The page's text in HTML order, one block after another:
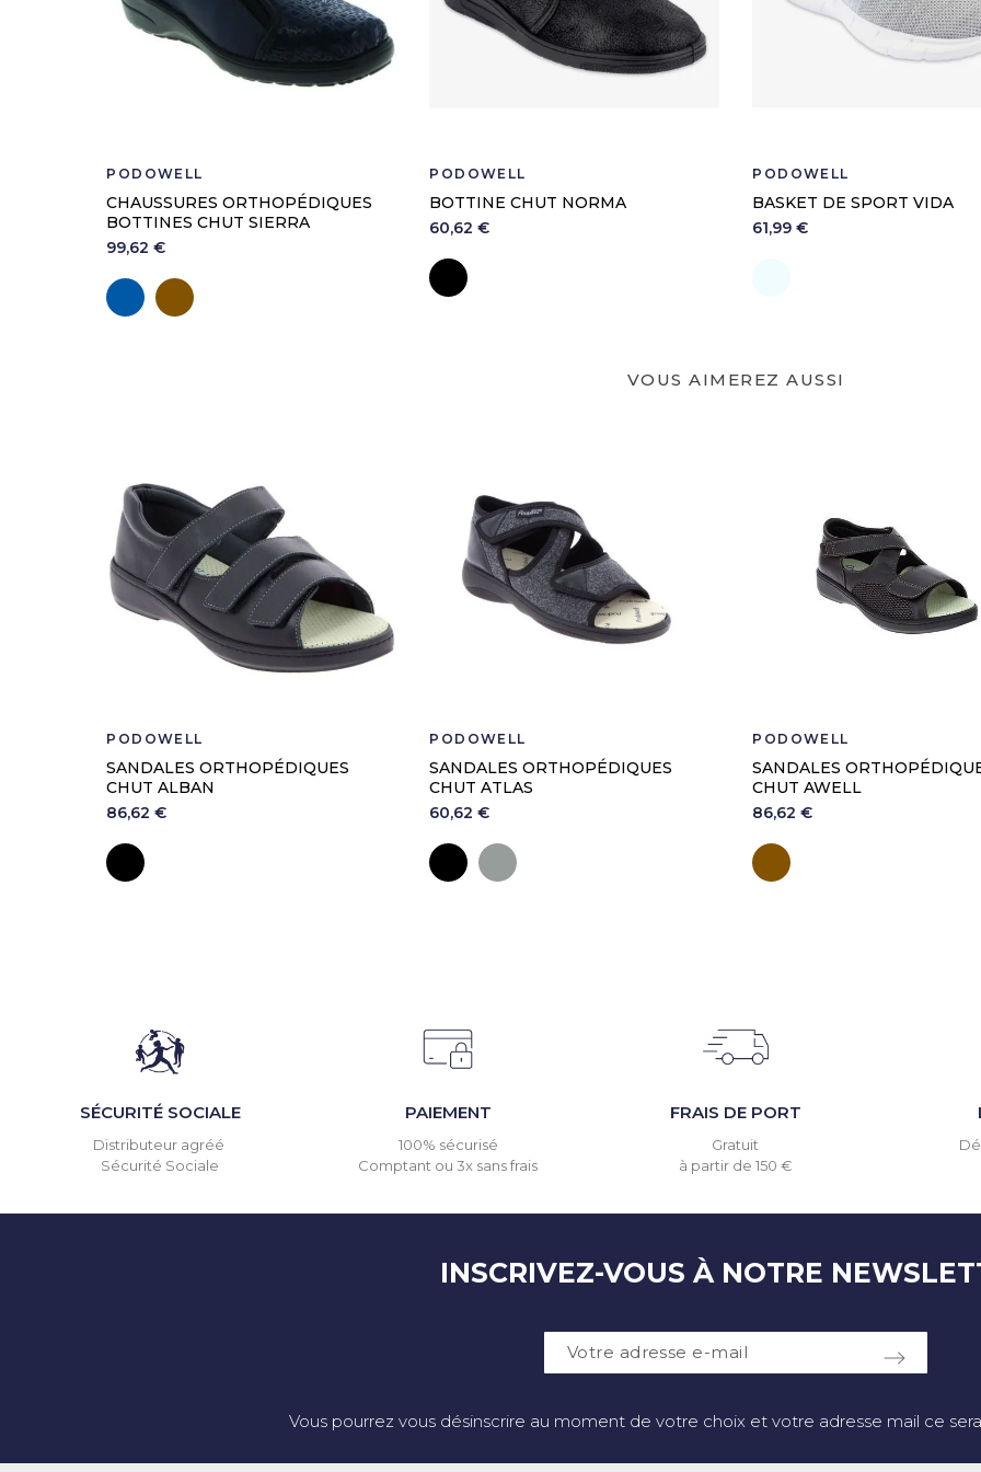
Dispositif médical de
Code CHUT
PODOWELL
CHAUSSURES ORTHOPÉDIQUES
BOTTINES CHUT SIERRA
99,62 €
Marine
PODOWELL
BOTTINE CHUT NORMA
60,62 €
PODOWELL
BASKET DE SPORT VIDA
61,99 €
VOUS AIMEREZ AUSSI
PODOWELL
SANDALES ORTHOPÉDIQUES
CHUT ALBAN
86,62 €
PODOWELL
SANDALES ORTHOPÉDIQUES
CHUT ATLAS
60,62 €
Noir
PODOWELL
SANDALES
CHUT AWELL
86,62 €
SÉCURITÉ SOCIALE
Distributeur agréé
Sécurité Sociale
PAIEMENT
100% sécurisé
Comptant ou 3x sans frais
FRAIS DE PORT
Gratuit
à partir de 150 €
INSCRIVEZ-VOUS À NOTRE
Vous pourrez vous désinscrire au moment de votre choix et votre adresse mail ce